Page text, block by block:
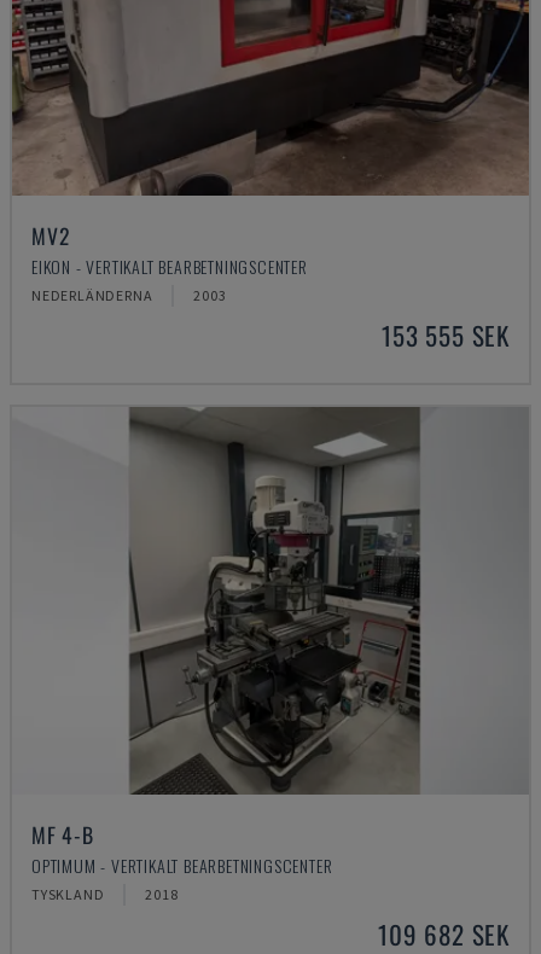
MV2
EIKON - VERTIKALT BEARBETNINGSCENTER
NEDERLÄNDERNA 2003
153 555 SEK
MF 4-B
OPTIMUM - VERTIKALT BEARBETNINGSCENTER
TYSKLAND 2018
109 682 SEK